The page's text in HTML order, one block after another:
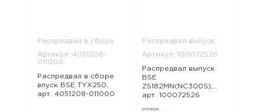
Распредвал в сборе
Артикул: 4051208-
011000
Распредвал в сборе
впуск BSE TYX250,
арт. 4051208-011000
Распредвал выпуск
Артикул: 100072526
Распредвал выпуск
BSE
ZS182MN(NC300S),
арт. 100072526
розница